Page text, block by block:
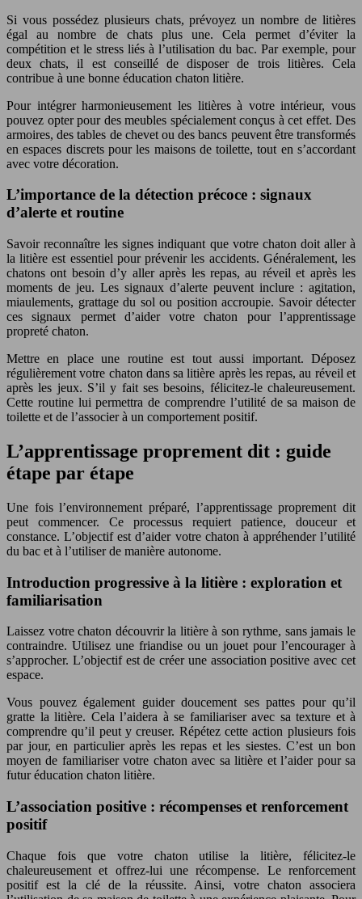
Si vous possédez plusieurs chats, prévoyez un nombre de litières
égal au nombre de chats plus une. Cela permet d’éviter la
compétition et le stress liés à l’utilisation du bac. Par exemple, pour
deux chats, il est conseillé de disposer de trois litières. Cela
contribue à une bonne éducation chaton litière.
Pour intégrer harmonieusement les litières à votre intérieur, vous
pouvez opter pour des meubles spécialement conçus à cet effet. Des
armoires, des tables de chevet ou des bancs peuvent être transformés
en espaces discrets pour les maisons de toilette, tout en s’accordant
avec votre décoration.
L’importance de la détection précoce : signaux
d’alerte et routine
Savoir reconnaître les signes indiquant que votre chaton doit aller à
la litière est essentiel pour prévenir les accidents. Généralement, les
chatons ont besoin d’y aller après les repas, au réveil et après les
moments de jeu. Les signaux d’alerte peuvent inclure : agitation,
miaulements, grattage du sol ou position accroupie. Savoir détecter
ces signaux permet d’aider votre chaton pour l’apprentissage
propreté chaton.
Mettre en place une routine est tout aussi important. Déposez
régulièrement votre chaton dans sa litière après les repas, au réveil et
après les jeux. S’il y fait ses besoins, félicitez-le chaleureusement.
Cette routine lui permettra de comprendre l’utilité de sa maison de
toilette et de l’associer à un comportement positif.
L’apprentissage proprement dit : guide
étape par étape
Une fois l’environnement préparé, l’apprentissage proprement dit
peut commencer. Ce processus requiert patience, douceur et
constance. L’objectif est d’aider votre chaton à appréhender l’utilité
du bac et à l’utiliser de manière autonome.
Introduction progressive à la litière : exploration et
familiarisation
Laissez votre chaton découvrir la litière à son rythme, sans jamais le
contraindre. Utilisez une friandise ou un jouet pour l’encourager à
s’approcher. L’objectif est de créer une association positive avec cet
espace.
Vous pouvez également guider doucement ses pattes pour qu’il
gratte la litière. Cela l’aidera à se familiariser avec sa texture et à
comprendre qu’il peut y creuser. Répétez cette action plusieurs fois
par jour, en particulier après les repas et les siestes. C’est un bon
moyen de familiariser votre chaton avec sa litière et l’aider pour sa
futur éducation chaton litière.
L’association positive : récompenses et renforcement
positif
Chaque fois que votre chaton utilise la litière, félicitez-le
chaleureusement et offrez-lui une récompense. Le renforcement
positif est la clé de la réussite. Ainsi, votre chaton associera